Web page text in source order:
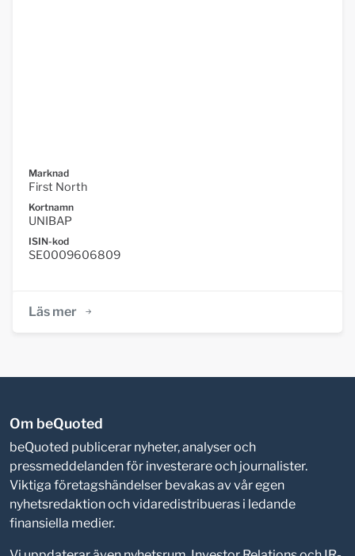
Marknad
First North
Kortnamn
UNIBAP
ISIN-kod
SE0009606809
Läs mer
Om beQuoted
beQuoted publicerar nyheter, analyser och
pressmeddelanden för investerare och journalister.
Viktiga företagshändelser bevakas av vår egen
nyhetsredaktion och vidaredistribueras i ledande
finansiella medier.